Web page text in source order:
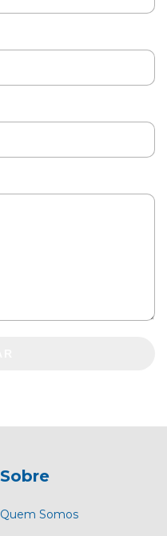
Sobre
Quem Somos